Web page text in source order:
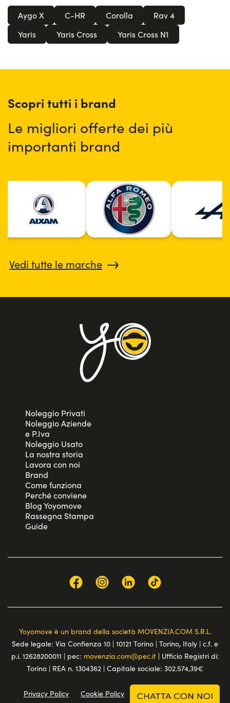
Ovviamente, con la formula priva di anticipo, si potrà
sempre contare su personale professionale e qualificato
come quello Yoyomove.
Aygo X C-HR Corolla
Rav 4
Yaris
Yaris Cross Yaris Cross N1
Scopri tutti i brand
Le migliori offerte dei più
importanti brand
Vedi tutte le marche
Noleggio Privati
Noleggio Aziende
e P.Iva
Noleggio Usato
La nostra storia
Lavora con noi
Brand
Come funziona
Perché conviene
Blog Yoyomove
Rassegna Stampa
Guide
Yoyomove è un brand della società MOVENZIA.COM S.R.L.
Sede legale: Via Confienza 10 | 10121 Torino | Torino, Italy | c.f. e
p.i. 12628200011 | pec: movenzia.com@pec.it| Ufficio Registri di:
Torino | REA n. 1304362 | Capitale sociale: 302.574,39€
Privacy Policy Cookie Policy Terms and conditions